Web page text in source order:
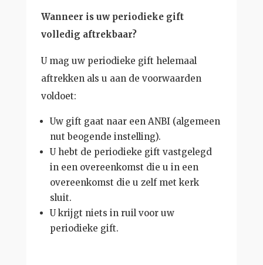
Wanneer is uw periodieke gift
volledig aftrekbaar?
U mag uw periodieke gift helemaal
aftrekken als u aan de voorwaarden
voldoet:
Uw gift gaat naar een ANBI (algemeen
nut beogende instelling).
U hebt de periodieke gift vastgelegd
in een overeenkomst die u in een
overeenkomst die u zelf met kerk
sluit.
U krijgt niets in ruil voor uw
periodieke gift.